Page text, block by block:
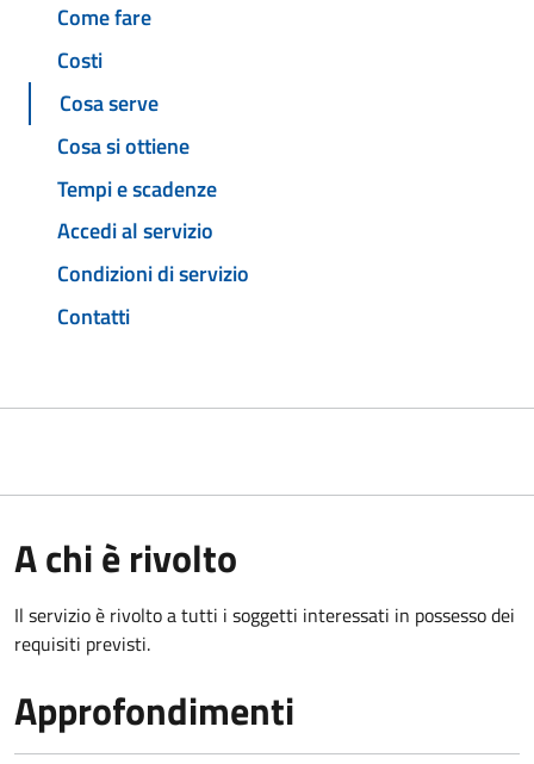
Come fare
Costi
Cosa serve
Cosa si ottiene
Tempi e scadenze
Accedi al servizio
Condizioni di servizio
Contatti
A chi è rivolto
Il servizio è rivolto a tutti i soggetti interessati in possesso dei
requisiti previsti.
Approfondimenti